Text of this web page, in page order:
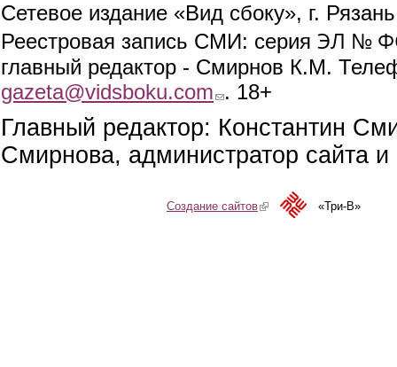
Сетевое издание «Вид сбоку», г.
Реестровая запись СМИ: серия ЭЛ №
главный редактор - Смирнов К.М.
gazeta@vidsboku.com (link sends e-mail)
. 18+
Главный редактор: Константин
Смирнова, администратор сайта
Создание сайтов(link is external)«Три-В»